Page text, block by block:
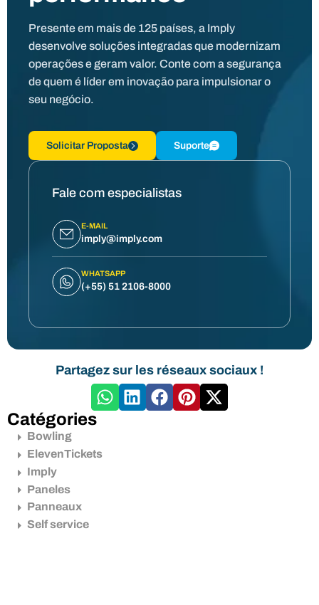
Presente em mais de 125 países, a Imply
desenvolve soluções integradas que modernizam
operações e geram valor. Conte com a segurança
de quem é líder em inovação para impulsionar o
seu negócio.
Solicitar Proposta Suporte
Fale com especialistas
E-MAIL
imply@imply.com
WHATSAPP
(+55) 51 2106-8000
Partagez sur les réseaux sociaux !
Catégories
Bowling
ElevenTickets
Imply
Paneles
Panneaux
Self service